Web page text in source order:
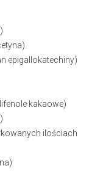
epigallokatechiny)
kakaowe)
ilościach